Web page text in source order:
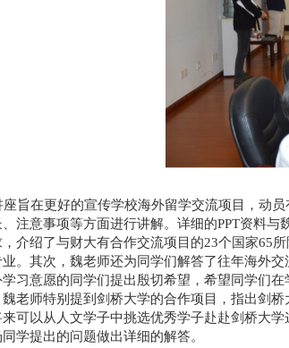
旨在更好的宣传学校海外留学交流项目，动
注意事项等方面进行讲解。详细的PPT资料
，介绍了与财大有合作交流项目的23个国家65
业。其次，魏老师还为同学们解答了往年海外
习意愿的同学们提出殷切希望，希望同学们
魏老师特别提到剑桥大学的合作项目，指出剑
可以从人文学子中挑选优秀学子赴赴剑桥大
学提出的问题做出详细的解答。